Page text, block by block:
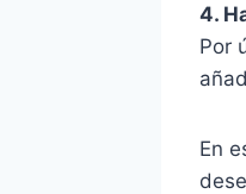
4.
Por
En